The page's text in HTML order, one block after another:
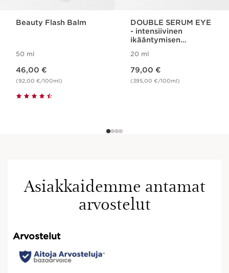
Beauty Flash Balm
50 ml
46,00 €
(92,00 €/100ml)
DOUBLE SERUM EYE
- intensiivinen
ikääntymisen
silmänympäryshoito
20 ml
79,00 €
(395,00 €/100ml)
Asiakkaidemme antamat
arvostelut